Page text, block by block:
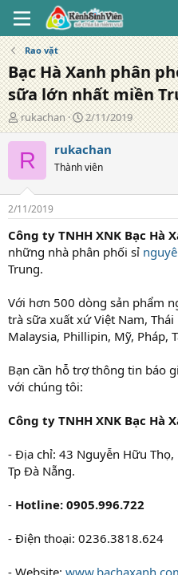
Rao vặt
Bạc Hà Xanh phân
sữa lớn nhất miền
T
á
c
g
ả
rukachan
N
g
à
đ
g
2/11/2019
R rukachan
Thành viên
2/11/2019
Công ty TNHH XNK Bạc Hà
những nhà phân phối sỉ
Trung.
Với hơn 500 dòng sản phẩm
trà sữa xuất xứ Việt Nam,
Malaysia, Phillipin, Mỹ, Pháp,
Bạn cần hỗ trợ thông tin báo
với chúng tôi:
Công ty TNHH XNK Bạc Hà
- Địa chỉ: 43 Nguyễn Hữu Thọ,
Tp Đà Nẵng.
- Hotline: 0905.996.722
- Điện thoại: 0236.3818.624
- Website: